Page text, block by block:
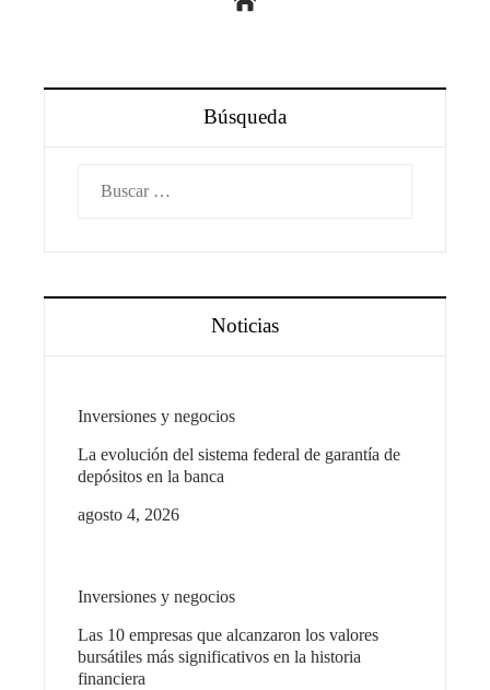
Búsqueda
Noticias
Inversiones y negocios
La evolución del sistema federal de garantía de
depósitos en la banca
agosto 4, 2026
Inversiones y negocios
Las 10 empresas que alcanzaron los valores
bursátiles más significativos en la historia
financiera